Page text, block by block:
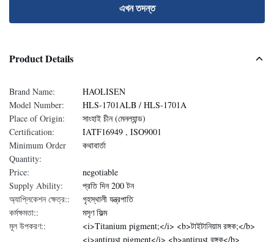
এখন তদন্ত
Product Details
Brand Name:
HAOLISEN
Model Number:
HLS-1701ALB / HLS-1701A
Place of Origin:
সাংহাই চীন (মেনল্যান্ড)
Certification:
IATF16949 , ISO9001
Minimum Order
Quantity:
কথাবার্তা
Price:
negotiable
Supply Ability:
প্রতি দিন 200 টন
অ্যাপ্লিকেশন ক্ষেত্র::
গৃহস্থালী যন্ত্রপাতি
কর্মক্ষমতা::
মসৃণ ফিল্ম
মূল উপকরণ::
<i>Titanium pigment;</i> <b>টাইটানিয়াম রঙ্গক;</b>
<i>antirust pigment</i> <b>antirust রঙ্গক</b>